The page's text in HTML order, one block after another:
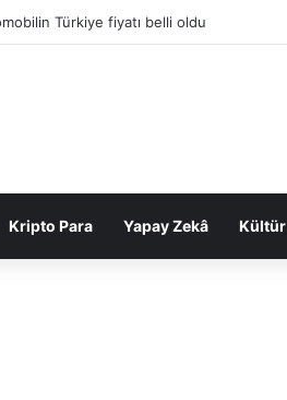
Türkiye fiyatı belli oldu
Kripto Para Yapay Zekâ Kültür